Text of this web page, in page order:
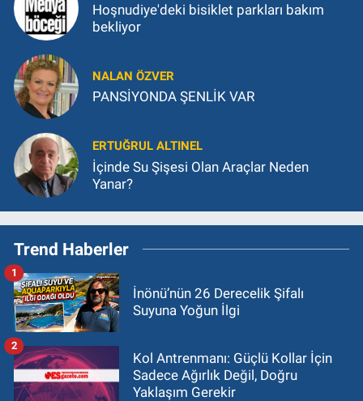
Hoşnudiye'deki bisiklet parkları bakım
bekliyor
NALAN ÖZVER
PANSİYONDA ŞENLİK VAR
ERTUĞRUL ALTINEL
İçinde Su Şişesi Olan Araçlar Neden
Yanar?
Trend Haberler
İnönü’nün 26 Derecelik Şifalı
Suyuna Yoğun İlgi
1
Kol Antrenmanı: Güçlü Kollar İçin
Sadece Ağırlık Değil, Doğru
Yaklaşım Gerekir
2